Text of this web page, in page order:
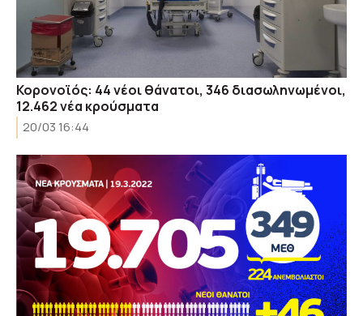
Κορονοϊός: 44 νέοι θάνατοι, 346 διασωληνωμένοι,
12.462 νέα κρούσματα
20/03 16:44